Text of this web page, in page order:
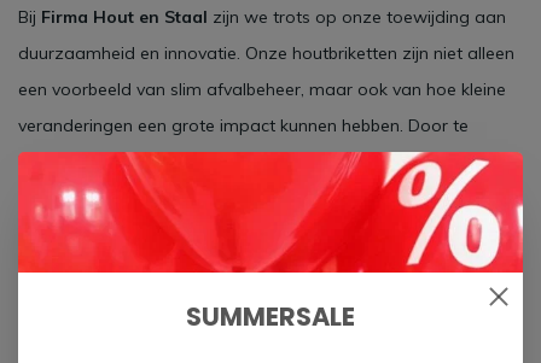
Bij Firma Hout en Staal zijn we trots op onze toewijding aan
duurzaamheid en innovatie. Onze houtbriketten zijn niet alleen
een voorbeeld van slim afvalbeheer, maar ook van hoe kleine
veranderingen een grote impact kunnen hebben. Door te
kiezen voor houtbriketten van gerecycled zaagafval, maken
onze klanten deel uit van een bredere beweging richting een
circulaire economie waarin afval tot een minimum wordt
beperkt en materialen steeds opnieuw worden gebruikt.
SUMMERSALE